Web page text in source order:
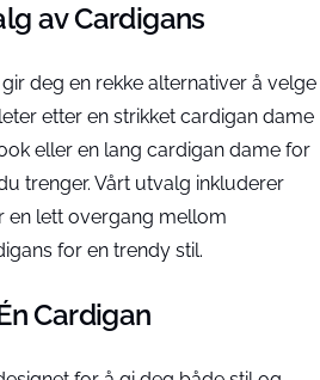
av Cardigans
deg en rekke alternativer å velge
etter en strikket cardigan dame
eller en lang cardigan dame for
trenger. Vårt utvalg inkluderer
en lett overgang mellom
for en trendy stil.
Cardigan